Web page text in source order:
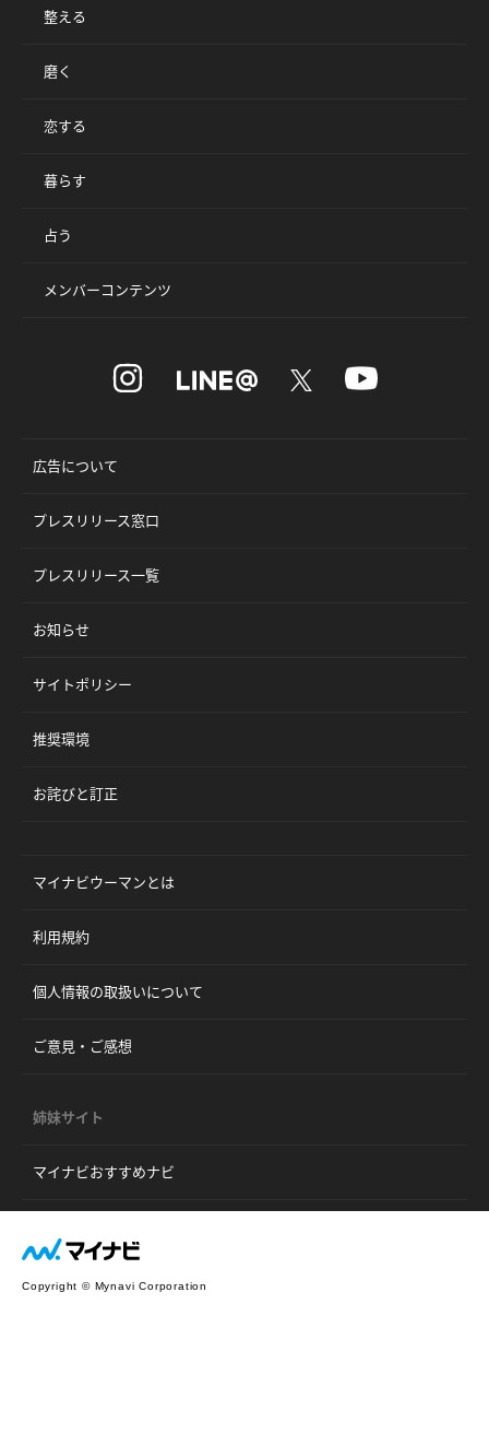
整える
磨く
恋する
暮らす
占う
メンバーコンテンツ
広告について
プレスリリース窓口
プレスリリース一覧
お知らせ
サイトポリシー
推奨環境
お詫びと訂正
マイナビウーマンとは
利用規約
個人情報の取扱いについて
ご意見・ご感想
姉妹サイト
マイナビおすすめナビ
Copyright © Mynavi Corporation